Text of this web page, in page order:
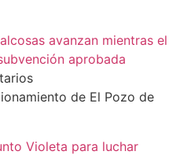
avanzan mientras el
aprobada
de El Pozo de
Violeta para luchar